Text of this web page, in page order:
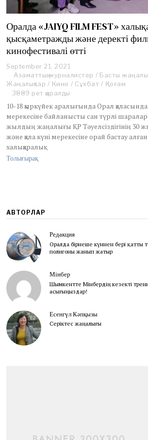
Оралда «JAIYQ FILM FEST»
қысқаметражды және деректі
кинофестивалі өтті
September 21, 2021
e
p
m
b
e
r
Азаматтық журналистер / Басты
Жаңалықтар / Кино / Сұхбат / Қоғам
3889 рет қаралды
10-18 қыркүйек аралығында Орал қаласында
мерекесіне байланысты сан түрлі
жылдың жаңалығы ҚР Тәуелсіздігінің 30
және қала күні мерекесіне орай бастау
халықаралық
Толығырақ
АВТОРЛАР
Редакция
Оралда бірнеше күннен бері қатты
полигоны жанып жатыр
Мінбер
Шымкентте Мінбердің кезекті
асығыңыздар!
Есенгүл Кәпқызы
Серіктес жаңалығы